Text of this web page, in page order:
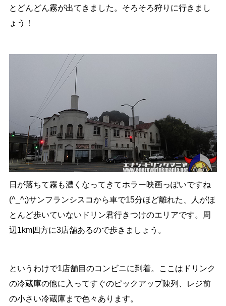
とどんどん霧が出てきました。そろそろ狩りに行きまし
ょう！
日が落ちて霧も濃くなってきてホラー映画っぽいですね
(^_^;)サンフランシスコから車で15分ほど離れた、人がほ
とんど歩いていないドリン君行きつけのエリアです。周
辺1km四方に3店舗あるので歩きましょう。
というわけで1店舗目のコンビニに到着。ここはドリンク
の冷蔵庫の他に入ってすぐのピックアップ陳列、レジ前
の小さい冷蔵庫まで色々あります。